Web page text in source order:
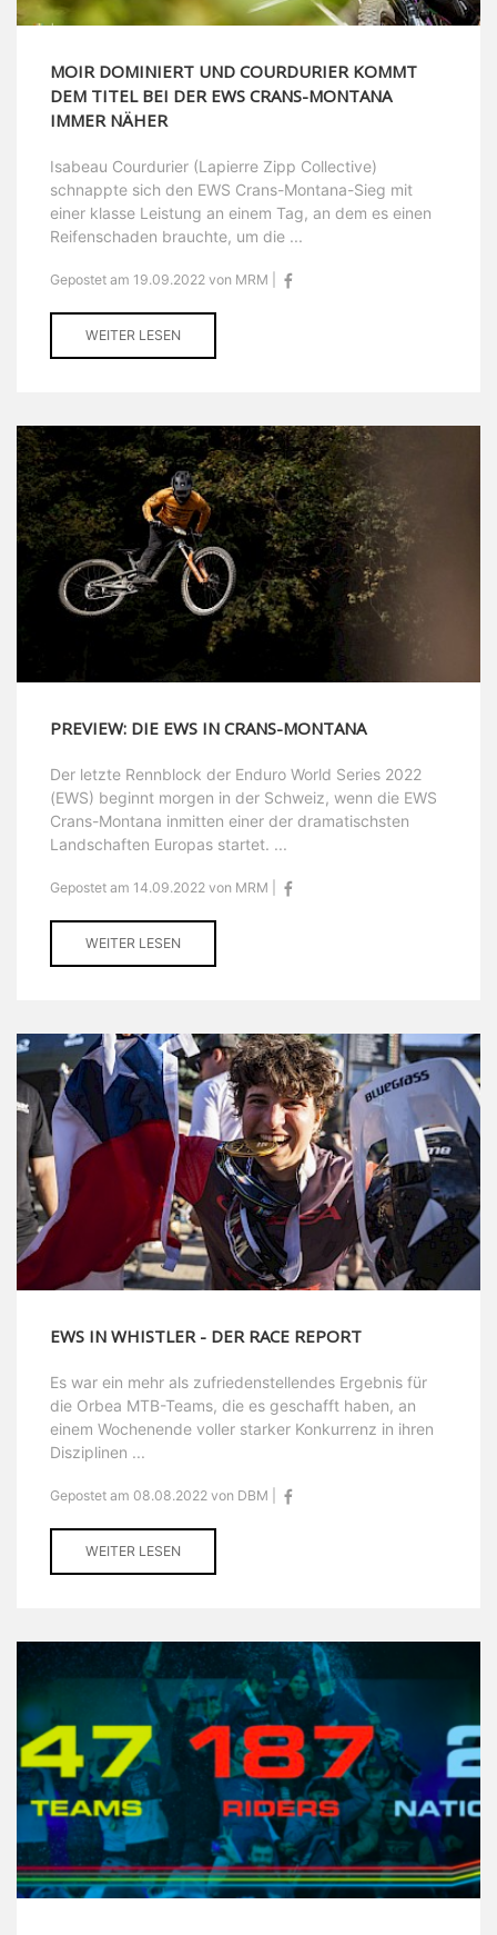
MOIR DOMINIERT UND COURDURIER KOMMT
DEM TITEL BEI DER EWS CRANS-MONTANA
IMMER NÄHER
Isabeau Courdurier (Lapierre Zipp Collective)
schnappte sich den EWS Crans-Montana-Sieg mit
einer klasse Leistung an einem Tag, an dem es einen
Reifenschaden brauchte, um die ...
Gepostet am 19.09.2022 von MRM |
WEITER LESEN
PREVIEW: DIE EWS IN CRANS-MONTANA
Der letzte Rennblock der Enduro World Series 2022
(EWS) beginnt morgen in der Schweiz, wenn die EWS
Crans-Montana inmitten einer der dramatischsten
Landschaften Europas startet. ...
Gepostet am 14.09.2022 von MRM |
WEITER LESEN
EWS IN WHISTLER - DER RACE REPORT
Es war ein mehr als zufriedenstellendes Ergebnis für
die Orbea MTB-Teams, die es geschafft haben, an
einem Wochenende voller starker Konkurrenz in ihren
Disziplinen ...
Gepostet am 08.08.2022 von DBM |
WEITER LESEN